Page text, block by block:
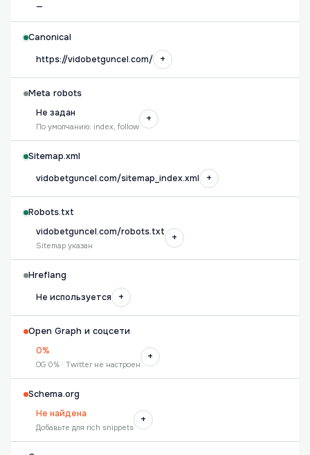
—
Canonical
https://vidobetguncel.com/
+
Meta robots
Не задан
По умолчанию: index, follow
+
Sitemap.xml
vidobetguncel.com/sitemap_index.xml
+
Robots.txt
vidobetguncel.com/robots.txt
Sitemap указан
+
Hreflang
Не используется
+
Open Graph и соцсети
0%
OG 0% · Twitter не настроен
+
Schema.org
Не найдена
Добавьте для rich snippets
+